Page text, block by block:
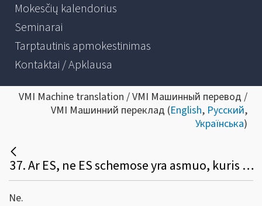
Mokesčių kalendorius
Seminarai
Tarptautinis apmokestinimas
Kontaktai / Apklausa
VMI Machine translation / VMI Машинный перевод /
VMI Машинний переклад (English, Русский,
Українська)
37. Ar ES, ne ES schemose yra asmuo, kuris veikia taip, kaip importo tarpininkas Importo schemoje?
Ne.